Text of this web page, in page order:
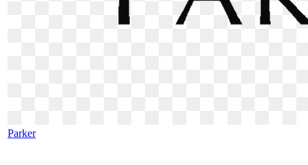
Parker